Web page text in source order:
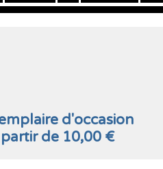
d'occasion
de 10,00 €